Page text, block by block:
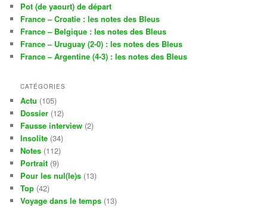
Pot (de yaourt) de départ
France – Croatie : les notes des Bleus
France – Belgique : les notes des Bleus
France – Uruguay (2-0) : les notes des Bleus
France – Argentine (4-3) : les notes des Bleus
CATÉGORIES
Actu (105)
Dossier (12)
Fausse interview (2)
Insolite (34)
Notes (112)
Portrait (9)
Pour les nul(le)s (13)
Top (42)
Voyage dans le temps (13)